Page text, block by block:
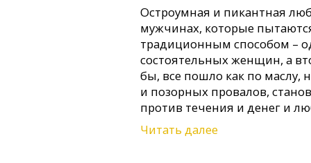
Остроумная и пикантная
мужчинах, которые
традиционным способом –
состоятельных женщин, а
бы, все пошло как по маслу,
и позорных провалов,
против течения и денег и
Читать далее